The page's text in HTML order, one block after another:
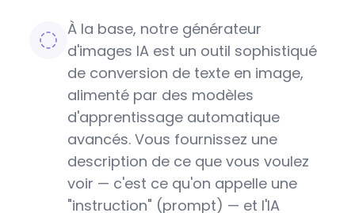
À la base, notre générateur
d'images IA est un outil sophistiqué
de conversion de texte en image,
alimenté par des modèles
d'apprentissage automatique
avancés. Vous fournissez une
description de ce que vous voulez
voir — c'est ce qu'on appelle une
"instruction" (prompt) — et l'IA